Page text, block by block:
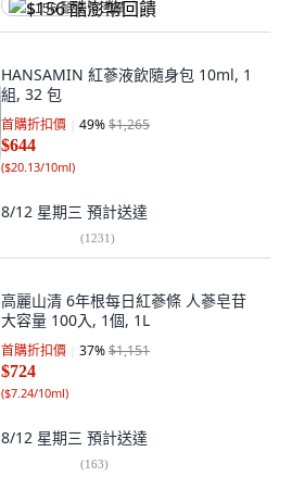
$156 酷澎幣回饋
HANSAMIN 紅蔘液飲隨身包 10ml, 1
組, 32 包
首購折扣價 49%$1,265
$644
($20.13/10ml)
8/12 星期三 預計送達
(1231)
高麗山清 6年根每日紅蔘條 人蔘皂苷
大容量 100入, 1個, 1L
首購折扣價 37%$1,151
$724
($7.24/10ml)
8/12 星期三 預計送達
(163)